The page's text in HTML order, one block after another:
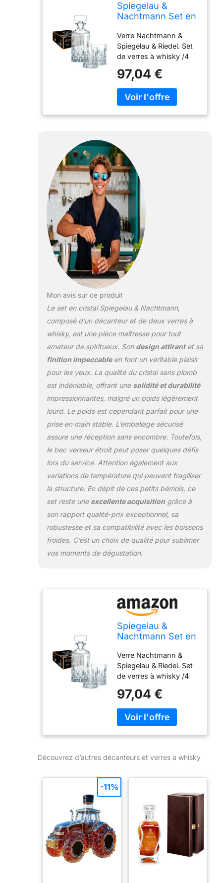
Spiegelau &
Nachtmann Set en
+ 2 Verres à
Whisky
Transparent
Verre Nachtmann &
Spiegelau & Riedel. Set
de verres à whisky /4
97,04 €
Mon avis sur ce produit
Le set en cristal Spiegelau & Nachtmann,
composé d’un décanteur et de deux verres à
whisky, est une pièce maîtresse pour tout
amateur de spiritueux. Son design attirantet sa
finition impeccableen font un véritable plaisir
pour les yeux. La qualité du cristal sans plomb
est indéniable, offrant une solidité et durabilité
impressionnantes, malgré un poids légèrement
lourd. Le poids est cependant parfait pour une
prise en main stable. L’emballage sécurisé
assure une réception sans encombre. Toutefois,
le bec verseur étroit peut poser quelques défis
lors du service. Attention également aux
variations de température qui peuvent fragiliser
la structure. En dépit de ces petits bémols, ce
set reste une excellente acquisitiongrâce à
son rapport qualité-prix exceptionnel, sa
robustesse et sa compatibilité avec les boissons
froides. C’est un choix de qualité pour sublimer
vos moments de dégustation.
Spiegelau &
Nachtmann Set en
+ 2 Verres à
Whisky
Transparent
Verre Nachtmann &
Spiegelau & Riedel. Set
de verres à whisky /4
97,04 €
Découvrez d’autres décanteurs et verres à whisky
-11%